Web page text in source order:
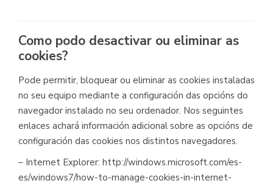
Como podo desactivar ou eliminar as
cookies?
Pode permitir, bloquear ou eliminar as cookies instaladas
no seu equipo mediante a configuración das opcións do
navegador instalado no seu ordenador. Nos seguintes
enlaces achará información adicional sobre as opcións de
configuración das cookies nos distintos navegadores.
– Internet Explorer: http://windows.microsoft.com/es-
es/windows7/how-to-manage-cookies-in-internet-